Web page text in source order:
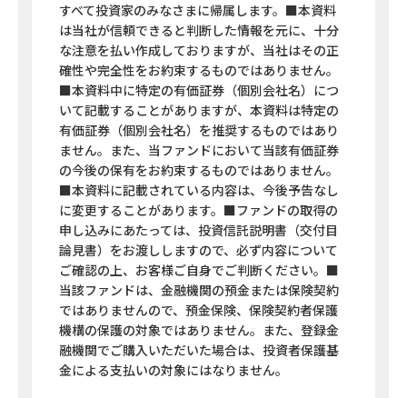
すべて投資家のみなさまに帰属します。■本資料
は当社が信頼できると判断した情報を元に、十分
な注意を払い作成しておりますが、当社はその正
確性や完全性をお約束するものではありません。
■本資料中に特定の有価証券（個別会社名）につ
いて記載することがありますが、本資料は特定の
有価証券（個別会社名）を推奨するものではあり
ません。また、当ファンドにおいて当該有価証券
の今後の保有をお約束するものではありません。
■本資料に記載されている内容は、今後予告なし
に変更することがあります。■ファンドの取得の
申し込みにあたっては、投資信託説明書（交付目
論見書）をお渡ししますので、必ず内容について
ご確認の上、お客様ご自身でご判断ください。■
当該ファンドは、金融機関の預金または保険契約
ではありませんので、預金保険、保険契約者保護
機構の保護の対象ではありません。また、登録金
融機関でご購入いただいた場合は、投資者保護基
金による支払いの対象にはなりません。